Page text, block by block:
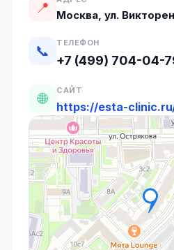
📍 Москва, ул.
📞 ТЕЛЕФОН
+7 (499) 704-04-
🌐 САЙТ
https://esta-